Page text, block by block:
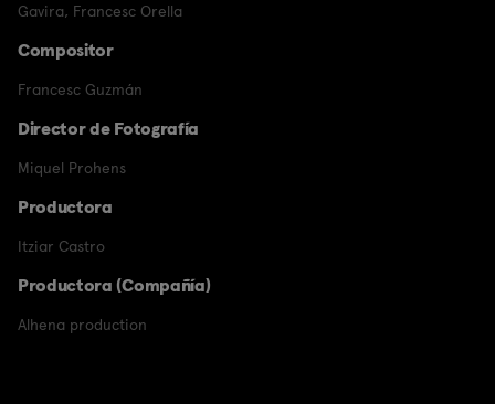
Gavira, Francesc Orella
Compositor
Francesc Guzmán
Director de Fotografía
Miquel Prohens
Productora
Itziar Castro
Productora (Compañía)
Alhena production